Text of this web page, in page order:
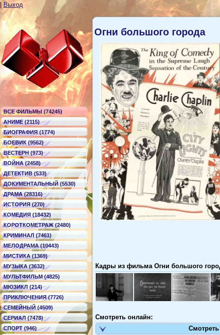
Выход
ВСЕ ФИЛЬМЫ (74245)
АНИМЕ (2115)
БИОГРАФИЯ (1774)
БОЕВИК (9562)
ВЕСТЕРН (973)
ВОЙНА (2458)
ДЕТЕКТИВ (533)
ДОКУМЕНТАЛЬНЫЙ (5530)
ДРАМА (28316)
ИСТОРИЯ (270)
КОМЕДИЯ (18432)
КОРОТКОМЕТРАЖ (2480)
КРИМИНАЛ (7461)
МЕЛОДРАМА (10443)
МИСТИКА (1369)
МУЗЫКА (3632)
МУЛЬТФИЛЬМ (4825)
МЮЗИКЛ (214)
ПРИКЛЮЧЕНИЯ (7726)
СЕМЕЙНЫЙ (4509)
СЕРИАЛ (7478)
СПОРТ (946)
Огни большого города
Кадры из фильма Огни большого
Смотреть онлайн: